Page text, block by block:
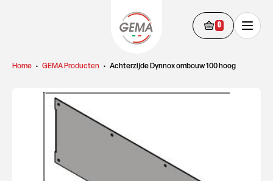
0
Home • GEMA Producten • Achterzijde Dynnox ombouw 100 hoog